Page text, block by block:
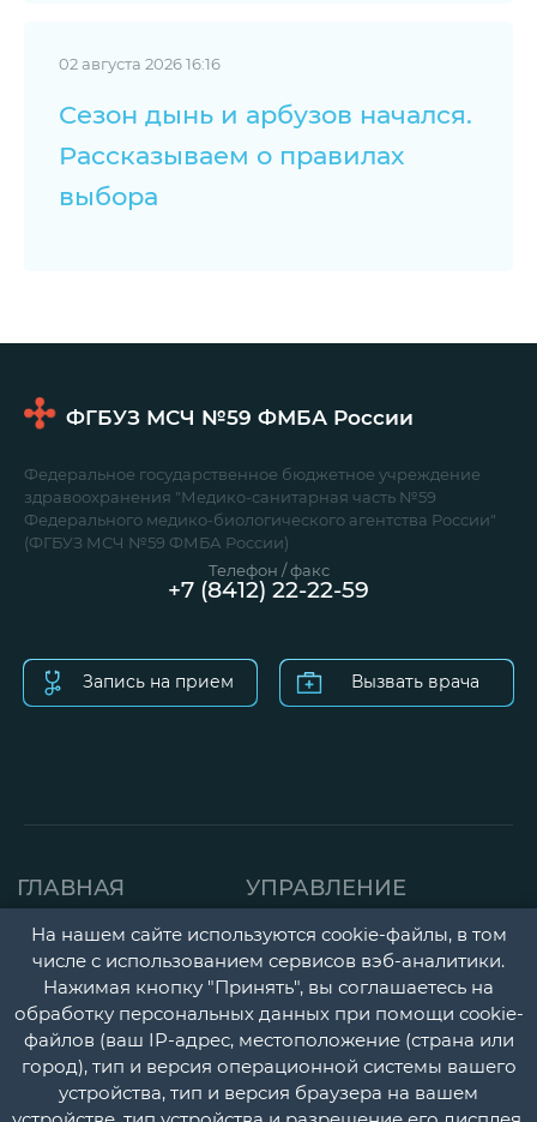
02 августа 2026 16:16
Сезон дынь и арбузов начался.
Рассказываем о правилах
выбора
ФГБУЗ МСЧ №59 ФМБА России
Федеральное государственное бюджетное учреждение
здравоохранения "Медико-санитарная часть №59
Федерального медико-биологического агентства России"
(ФГБУЗ МСЧ №59 ФМБА России)
ГЛАВНАЯ
О НАС
НОВОСТИ
ДОКУМЕНТЫ
УЧЕТНАЯ
УПРАВЛЕНИЕ
ДЕТСКАЯ
ГОРОДСКАЯ
ПОЛИКЛИНИКА
ПЕРИНАТАЛЬНЫЙ
Запись на прием Вызвать врача
Телефон / факс
+7 (8412) 22-22-59
На нашем сайте используются cookie-файлы, в том
числе с использованием сервисов вэб-аналитики.
Нажимая кнопку "Принять", вы соглашаетесь на
обработку персональных данных при помощи cookie-
файлов (ваш IP-адрес, местоположение (страна или
город), тип и версия операционной системы вашего
устройства, тип и версия браузера на вашем